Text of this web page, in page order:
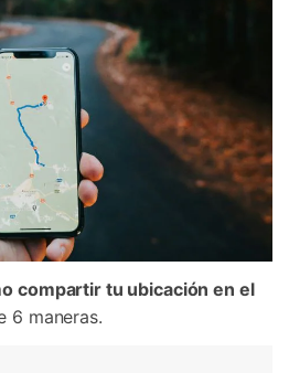
compartir tu ubicación en el
6 maneras.